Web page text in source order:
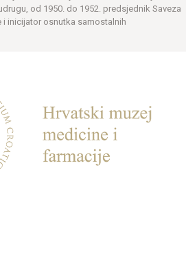
od 1950. do 1952. predsjednik Saveza
i inicijator osnutka samostalnih